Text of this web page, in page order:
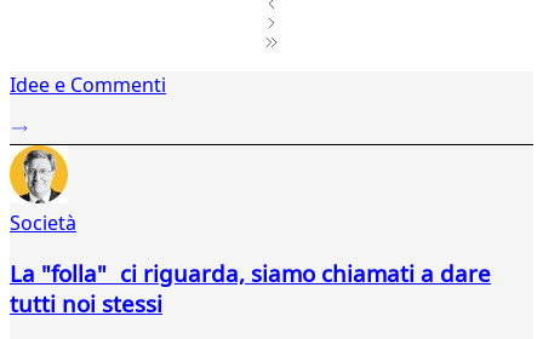
2Idee e Commenti
Società
La "folla" ci riguarda, siamo chiamati a dare
tutti noi stessi